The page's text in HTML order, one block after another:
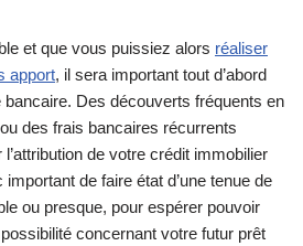
et que vous puissiez alors réaliser
apport, il sera important tout d’abord
Des découverts fréquents en
des frais bancaires récurrents
de votre crédit immobilier
de faire état d’une tenue de
ou presque, pour espérer pouvoir
concernant votre futur prêt